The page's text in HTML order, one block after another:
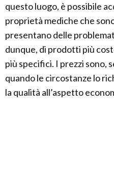
questo luogo, è possibile
proprietà mediche che
presentano delle
dunque, di prodotti più
più specifici. I prezzi sono,
quando le circostanze lo
la qualità all’aspetto